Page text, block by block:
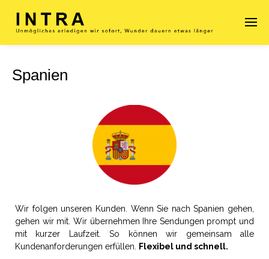
Enter tracking ID
Spanien
Wir folgen unseren Kunden. Wenn Sie nach Spanien gehen,
gehen wir mit. Wir übernehmen Ihre Sendungen prompt und
mit kurzer Laufzeit. So können wir gemeinsam alle
Kundenanforderungen erfüllen.
Flexibel und schnell.